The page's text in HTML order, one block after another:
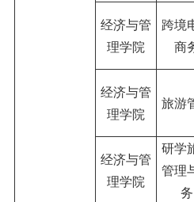
经济与管
理学院
跨境
商
经济与管
理学院
旅游
经济与管
理学院
研学
管理
务